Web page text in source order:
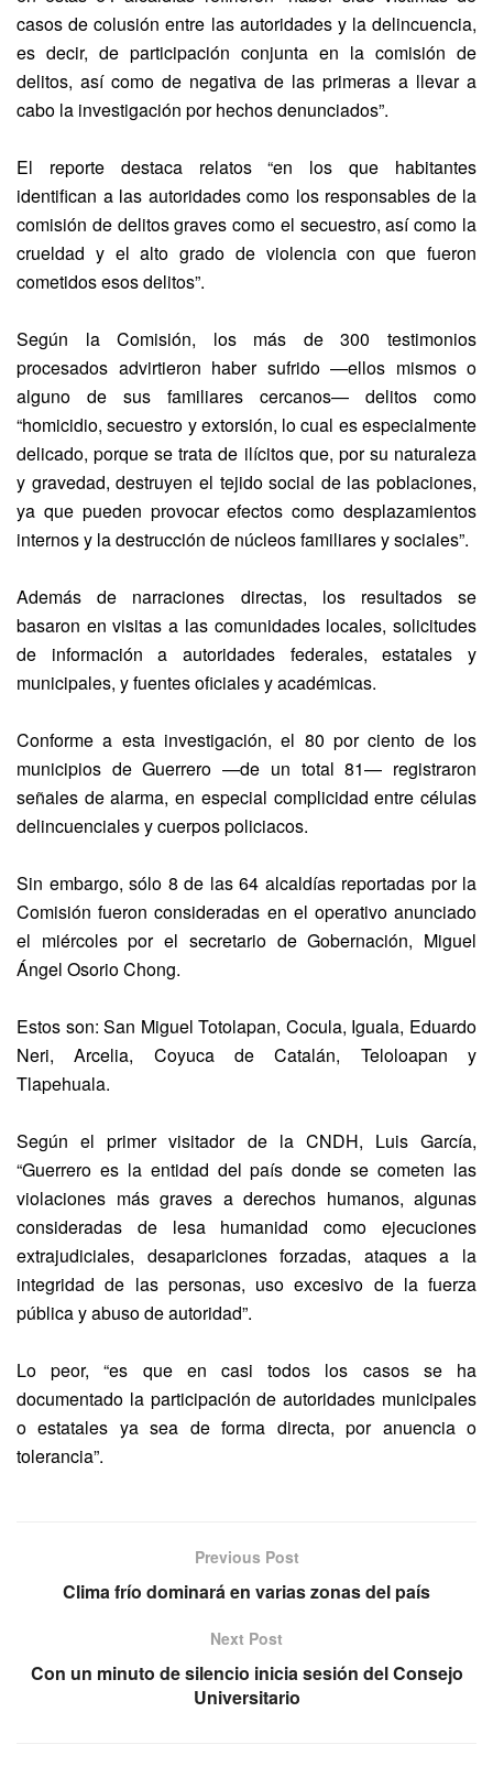
casos de colusión entre las autoridades y la delincuencia,
es decir, de participación conjunta en la comisión de
delitos, así como de negativa de las primeras a llevar a
cabo la investigación por hechos denunciados”.
El reporte destaca relatos “en los que habitantes
identifican a las autoridades como los responsables de la
comisión de delitos graves como el secuestro, así como la
crueldad y el alto grado de violencia con que fueron
cometidos esos delitos”.
Según la Comisión, los más de 300 testimonios
procesados advirtieron haber sufrido —ellos mismos o
alguno de sus familiares cercanos— delitos como
“homicidio, secuestro y extorsión, lo cual es especialmente
delicado, porque se trata de ilícitos que, por su naturaleza
y gravedad, destruyen el tejido social de las poblaciones,
ya que pueden provocar efectos como desplazamientos
internos y la destrucción de núcleos familiares y sociales”.
Además de narraciones directas, los resultados se
basaron en visitas a las comunidades locales, solicitudes
de información a autoridades federales, estatales y
municipales, y fuentes oficiales y académicas.
Conforme a esta investigación, el 80 por ciento de los
municipios de Guerrero —de un total 81— registraron
señales de alarma, en especial complicidad entre células
delincuenciales y cuerpos policiacos.
Sin embargo, sólo 8 de las 64 alcaldías reportadas por la
Comisión fueron consideradas en el operativo anunciado
el miércoles por el secretario de Gobernación, Miguel
Ángel Osorio Chong.
Estos son: San Miguel Totolapan, Cocula, Iguala, Eduardo
Neri, Arcelia, Coyuca de Catalán, Teloloapan y
Tlapehuala.
Según el primer visitador de la CNDH, Luis García,
“Guerrero es la entidad del país donde se cometen las
violaciones más graves a derechos humanos, algunas
consideradas de lesa humanidad como ejecuciones
extrajudiciales, desapariciones forzadas, ataques a la
integridad de las personas, uso excesivo de la fuerza
pública y abuso de autoridad”.
Lo peor, “es que en casi todos los casos se ha
documentado la participación de autoridades municipales
o estatales ya sea de forma directa, por anuencia o
tolerancia”.
Previous Post
Clima frío dominará en varias zonas del país
Next Post
Con un minuto de silencio inicia sesión del Consejo
Universitario